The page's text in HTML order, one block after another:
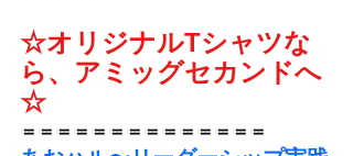
☆オリジナルTシャツな
ら、アミッグセカンドへ
☆
＝＝＝＝＝＝＝＝＝＝＝＝＝＝